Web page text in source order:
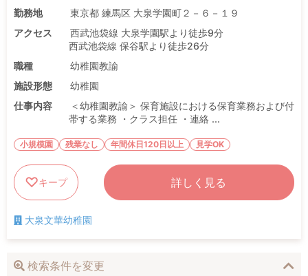
勤務地
東京都 練馬区 大泉学園町２－６－１９
アクセス
西武池袋線 大泉学園駅より徒歩9分
西武池袋線 保谷駅より徒歩26分
職種
幼稚園教諭
施設形態
幼稚園
仕事内容
＜幼稚園教諭＞ 保育施設における保育業務および付
帯する業務 ・クラス担任 ・連絡 ...
小規模園 残業なし 年間休日120日以上 見学OK
キープ 詳しく見る
大泉文華幼稚園
検索条件を変更